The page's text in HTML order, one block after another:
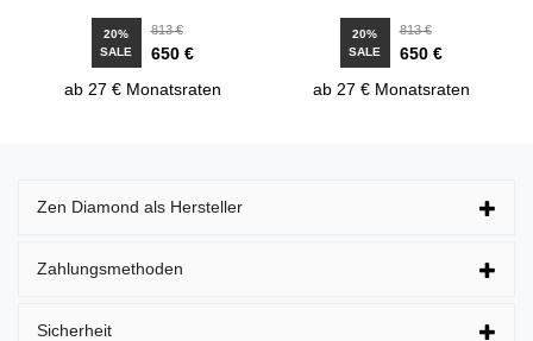
20%
SALE
813 €
650 €
ab 27 € Monatsraten
20%
SALE
813 €
650 €
ab 27 € Monatsraten
Zen Diamond als Hersteller
Zahlungsmethoden
Sicherheit